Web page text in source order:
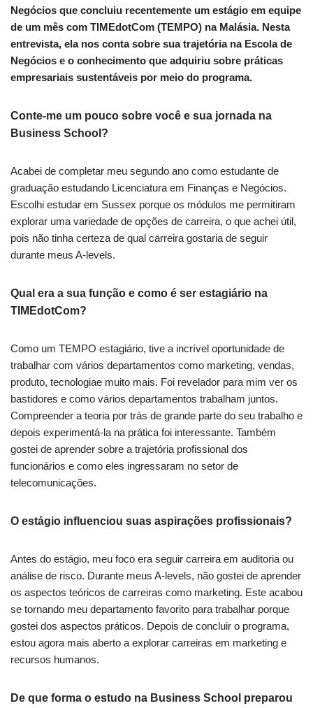
Negócios que concluiu recentemente um estágio em equipe
de um mês com TIMEdotCom (TEMPO) na Malásia. Nesta
entrevista, ela nos conta sobre sua trajetória na Escola de
Negócios e o conhecimento que adquiriu sobre práticas
empresariais sustentáveis ​​por meio do programa.
Conte-me um pouco sobre você e sua jornada na
Business School?
Acabei de completar meu segundo ano como estudante de
graduação estudando Licenciatura em Finanças e Negócios.
Escolhi estudar em Sussex porque os módulos me permitiram
explorar uma variedade de opções de carreira, o que achei útil,
pois não tinha certeza de qual carreira gostaria de seguir
durante meus A-levels.
Qual era a sua função e como é ser estagiário na
TIMEdotCom?
Como um TEMPO estagiário, tive a incrível oportunidade de
trabalhar com vários departamentos como marketing, vendas,
produto, tecnologiae muito mais. Foi revelador para mim ver os
bastidores e como vários departamentos trabalham juntos.
Compreender a teoria por trás de grande parte do seu trabalho e
depois experimentá-la na prática foi interessante. Também
gostei de aprender sobre a trajetória profissional dos
funcionários e como eles ingressaram no setor de
telecomunicações.
O estágio influenciou suas aspirações profissionais?
Antes do estágio, meu foco era seguir carreira em auditoria ou
análise de risco. Durante meus A-levels, não gostei de aprender
os aspectos teóricos de carreiras como marketing. Este acabou
se tornando meu departamento favorito para trabalhar porque
gostei dos aspectos práticos. Depois de concluir o programa,
estou agora mais aberto a explorar carreiras em marketing e
recursos humanos.
De que forma o estudo na Business School preparou